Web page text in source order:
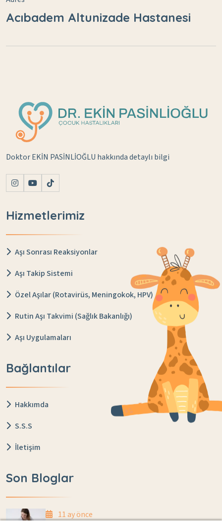
Acıbadem Altunizade Hastanesi
Doktor EKİN PASİNLİOĞLU hakkında detaylı bilgi
Hizmetlerimiz
Aşı Sonrası Reaksiyonlar
Aşı Takip Sistemi
Özel Aşılar (Rotavirüs, Meningokok, HPV)
Rutin Aşı Takvimi (Sağlık Bakanlığı)
Aşı Uygulamaları
Bağlantılar
Hakkımda
S.S.S
İletişim
Son Bloglar
11 ay önce